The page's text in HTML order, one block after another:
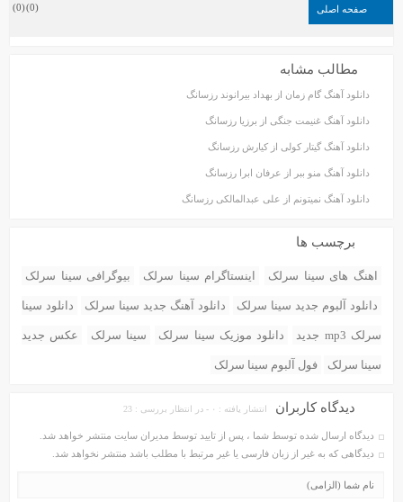
صفحه اصلی (
0
)
(
0
)
مطالب مشابه
دانلود آهنگ گام زمان از بهداد بیرانوند رزسانگ
دانلود آهنگ غنیمت جنگی از برزیا رزسانگ
دانلود آهنگ گیتار کولی از کیارش رزسانگ
دانلود آهنگ منو ببر از عرفان ابرا رزسانگ
دانلود آهنگ نمیتونم از علی عبدالمالکی رزسانگ
برچسب ها
اهنگ های سینا سرلک اینستاگرام سینا سرلک بیوگرافی سینا سرلک
دانلود آلبوم جدید سینا سرلک دانلود آهنگ جدید سینا سرلک دانلود سینا
سرلک mp3 جدید دانلود موزیک سینا سرلک سینا سرلک عکس جدید
سینا سرلک فول آلبوم سینا سرلک
دیدگاه کاربران انتشار یافته : ۰ - در انتظار بررسی : 23
دیدگاه ارسال شده توسط شما ، پس از تایید توسط مدیران سایت منتشر خواهد شد.
دیدگاهی که به غیر از زبان فارسی یا غیر مرتبط با مطلب باشد منتشر نخواهد شد.